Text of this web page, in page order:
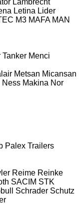
Letina Lider
M3 MAFA MAN
Tanker Menci
Metsan Micansan
Ness Makina Nor
Palex Trailers
Reime Reinke
SACIM STK
Schrader Schutz